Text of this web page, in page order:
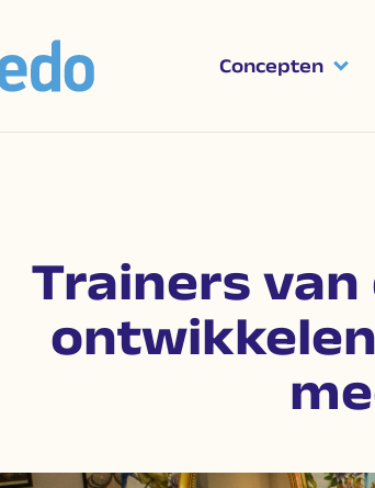
Concepten
Trainers van